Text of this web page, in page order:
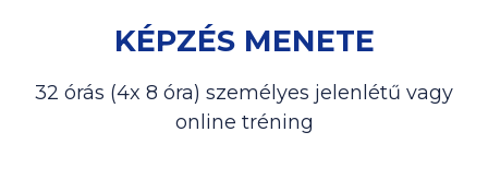
KÉPZÉS MENETE
32 órás (4x 8 óra) személyes jelenlétű vagy
online tréning